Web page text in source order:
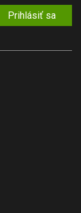
Prihlásiť sa